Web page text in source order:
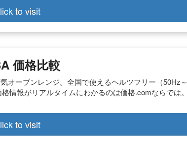
to visit
価格比較
オーブンレンジ。全国で使えるヘルツフリー（50Hz～
情報がリアルタイムにわかるのは価格.comならでは。
to visit